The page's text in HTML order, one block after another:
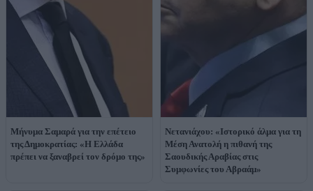
Μήνυμα Σαμαρά για την επέτειο
της Δημοκρατίας: «Η Ελλάδα
πρέπει να ξαναβρεί τον δρόμο της»
Νετανιάχου: «Ιστορικό άλμα για τη
Μέση Ανατολή η πιθανή της
Σαουδικής Αραβίας στις
Συμφωνίες του Αβραάμ»